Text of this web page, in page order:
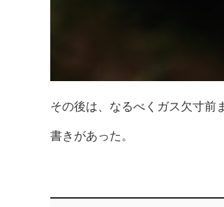
その後は、なるべくガス欠寸前
書きがあった。